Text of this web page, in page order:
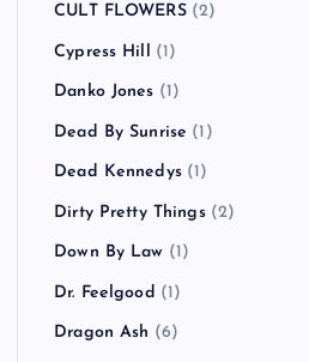
CULT FLOWERS(2)
Cypress Hill (1)
Danko Jones (1)
Dead By Sunrise (1)
Dead Kennedys(1)
Dirty Pretty Things(2)
Down By Law (1)
Dr. Feelgood (1)
Dragon Ash (6)